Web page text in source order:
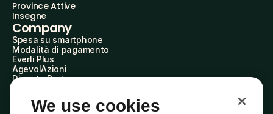
Province Attive
Insegne
Company
Spesa su smartphone
Modalità di pagamento
Everli Plus
AgevolAzioni
Diventa Partner
Everli Shoppers
About Us
We use cookies